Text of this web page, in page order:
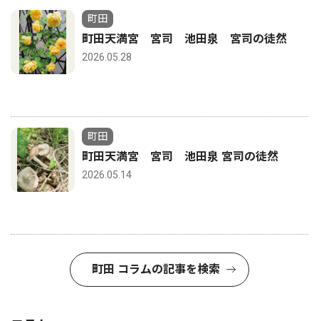
町田
町田天満宮 宮司 池田泉 宮司の徒然
2026.05.28
町田
町田天満宮 宮司 池田泉 宮司の徒然
2026.05.14
町田 コラムの記事を検索